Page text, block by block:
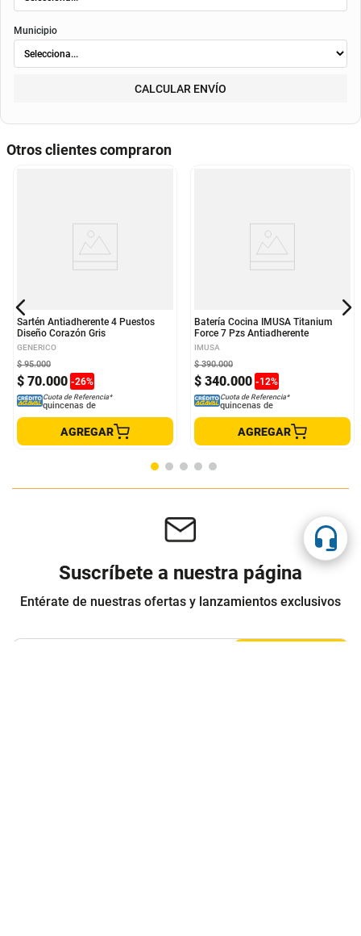
Municipio
CALCULAR ENVÍO
Otros clientes compraron
Sartén Antiadherente 4 Puestos
Diseño Corazón Gris
GENERICO
$ 70.000 -26%
$ 95.000
Cuota de Referencia*
quincenas de
AGREGAR
Batería Cocina IMUSA Titanium
Force 7 Pzs Antiadherente
IMUSA
$ 340.000 -12%
$ 390.000
Cuota de Referencia*
quincenas de
AGREGAR
Suscríbete a nuestra página
Entérate de nuestras ofertas y lanzamientos exclusivos